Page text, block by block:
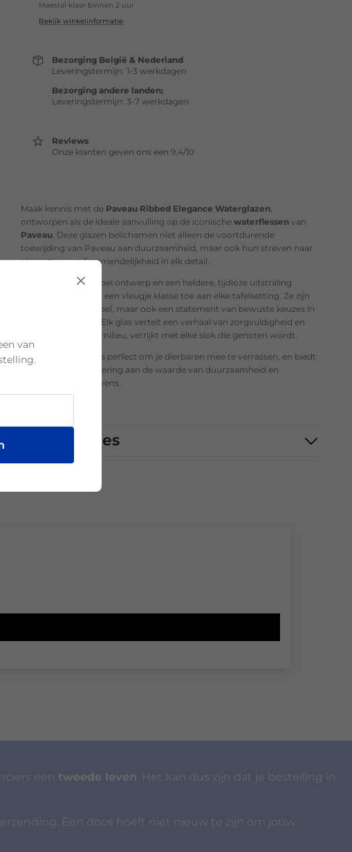
Meestal klaar binnen 2 uur
Bekijk winkelinformatie
Bezorging België & Nederland
Leveringstermijn: 1-3 werkdagen
Bezorging andere landen:
Leveringstermijn: 3-7 werkdagen
Reviews
Onze klanten geven ons een 9,4/10
Maak kennis met de Paveau Ribbed Elegance Waterglazen,
ontworpen als de ideale aanvulling op de iconischewaterflessen van
Paveau. Deze glazen belichamen niet alleen de voortdurende
toewijding van Paveau aan duurzaamheid, maar ook hun streven naar
elegantie en milieuvriendelijkheid in elk detail.
Met een verfijnd ribbel ontwerp en een heldere, tijdloze uitstraling
voegen deze glazen een vleugje klasse toe aan elke tafelsetting. Ze zijn
niet alleen functioneel, maar ook een statement van bewuste keuzes in
het dagelijks leven. Elk glas vertelt een verhaal van zorgvuldigheid en
toewijding aan het milieu, verrijkt met elke slok die genoten wordt.
Dit duurzame duo is perfect om je dierbaren mee te verrassen, en biedt
een tastbare herinnering aan de waarde van duurzaamheid en
elegantie in onze levens.
Specificaties
een tweede leven. Het kan dus zijn dat je bestelling in
Een doos hoeft niet nieuw te zijn om jouw
van